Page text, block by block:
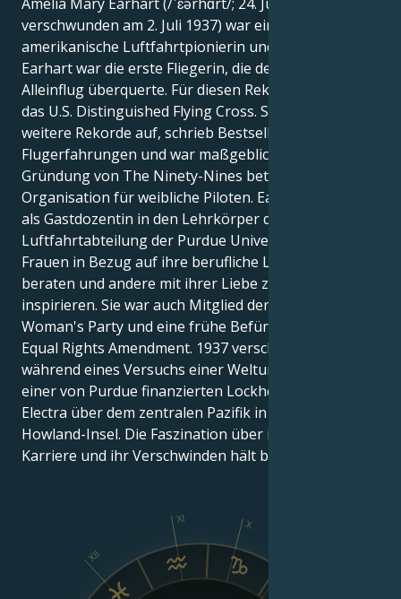
verschwunden am 2. Juli 1937) war eine
amerikanische Luftfahrtpionierin und Autorin.
Earhart war die erste Fliegerin, die den Atlantik im
Alleinflug überquerte. Für diesen Rekord erhielt sie
das U.S. Distinguished Flying Cross. Sie stellte viele
weitere Rekorde auf, schrieb Bestseller über ihre
Flugerfahrungen und war maßgeblich an der
Gründung von The Ninety-Nines beteiligt, einer
Organisation für weibliche Piloten. Earhart trat 1935
als Gastdozentin in den Lehrkörper der
Luftfahrtabteilung der Purdue University ein, um
Frauen in Bezug auf ihre berufliche Laufbahn zu
beraten und andere mit ihrer Liebe zur Luftfahrt zu
inspirieren. Sie war auch Mitglied der National
Woman's Party und eine frühe Befürworterin des
Equal Rights Amendment. 1937 verschwand Earhart
während eines Versuchs einer Weltumrundung in
einer von Purdue finanzierten Lockheed Model 10
Electra über dem zentralen Pazifik in der Nähe der
Howland-Insel. Die Faszination über ihr Leben, ihre
Karriere und ihr Verschwinden hält bis heute an.
X
XI
XII